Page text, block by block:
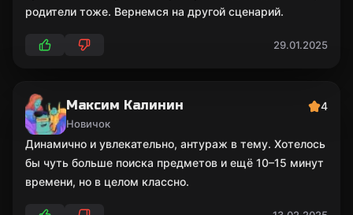
родители тоже. Вернемся на другой сценарий.
29.01.2025
Максим Калинин
Новичок
4
Динамично и увлекательно, антураж в тему. Хотелось
бы чуть больше поиска предметов и ещё 10–15 минут
времени, но в целом классно.